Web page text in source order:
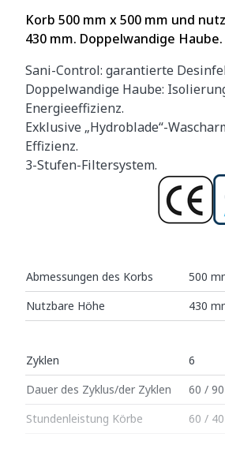
Korb 500 mm x 500 mm und
430 mm. Doppelwandige Haube.
Sani-Control: garantierte
Doppelwandige Haube:
Energieeffizienz.
Exklusive „Hydroblade“-
Effizienz.
3-Stufen-Filtersystem.
Abmessungen des Korbs
500
Nutzbare Höhe
430
Zyklen
6
Dauer des Zyklus/der Zyklen
60 /
Stundenleistung Körbe
60 /